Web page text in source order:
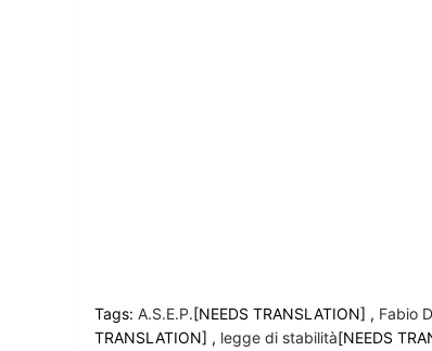
Tags: A.S.E.P.[NEEDS TRANSLATION] , Fabio
TRANSLATION] , legge di stabilità[NEEDS